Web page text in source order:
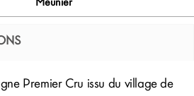
Meunier
Premier Cru issu du village de